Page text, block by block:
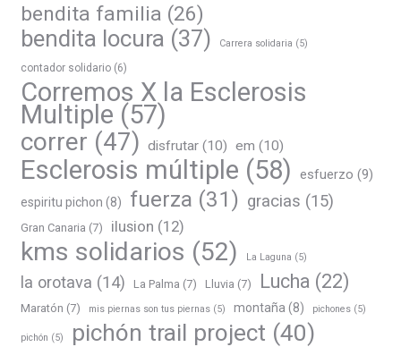
bendita familia (26)
bendita locura (37) Carrera solidaria (5)
contador solidario (6)
Corremos X la Esclerosis
Multiple (57)
correr (47) disfrutar (10) em (10)
Esclerosis múltiple (58) esfuerzo (9)
espiritu pichon (8) fuerza (31) gracias (15)
Gran Canaria (7) ilusion (12)
kms solidarios (52) La Laguna (5)
la orotava (14) La Palma (7) Lluvia (7) Lucha (22)
Maratón (7) mis piernas son tus piernas (5) montaña (8) pichones (5)
pichón (5) pichón trail project (40)